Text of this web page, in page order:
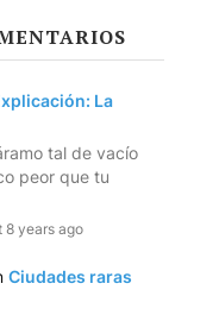
La
tal de vacío
peor que tu
8 years ago
Ciudades raras